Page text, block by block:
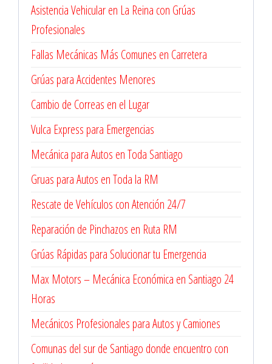
Asistencia Vehicular en La Reina con Grúas
Profesionales
Fallas Mecánicas Más Comunes en Carretera
Grúas para Accidentes Menores
Cambio de Correas en el Lugar
Vulca Express para Emergencias
Mecánica para Autos en Toda Santiago
Gruas para Autos en Toda la RM
Rescate de Vehículos con Atención 24/7
Reparación de Pinchazos en Ruta RM
Grúas Rápidas para Solucionar tu Emergencia
Max Motors – Mecánica Económica en Santiago 24
Horas
Mecánicos Profesionales para Autos y Camiones
Comunas del sur de Santiago donde encuentro con